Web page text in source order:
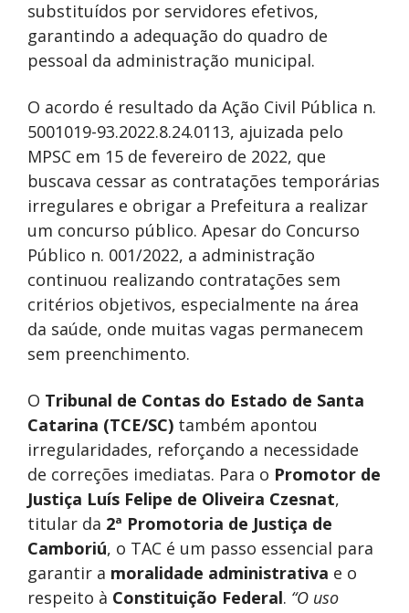
substituídos por servidores efetivos,
garantindo a adequação do quadro de
pessoal da administração municipal.
O acordo é resultado da Ação Civil Pública n.
5001019-93.2022.8.24.0113, ajuizada pelo
MPSC em 15 de fevereiro de 2022, que
buscava cessar as contratações temporárias
irregulares e obrigar a Prefeitura a realizar
um concurso público. Apesar do Concurso
Público n. 001/2022, a administração
continuou realizando contratações sem
critérios objetivos, especialmente na área
da saúde, onde muitas vagas permanecem
sem preenchimento.
O Tribunal de Contas do Estado de Santa
Catarina (TCE/SC) também apontou
irregularidades, reforçando a necessidade
de correções imediatas. Para o Promotor de
Justiça Luís Felipe de Oliveira Czesnat,
titular da 2ª Promotoria de Justiça de
Camboriú, o TAC é um passo essencial para
garantir a moralidade administrativa e o
respeito à Constituição Federal. “O uso